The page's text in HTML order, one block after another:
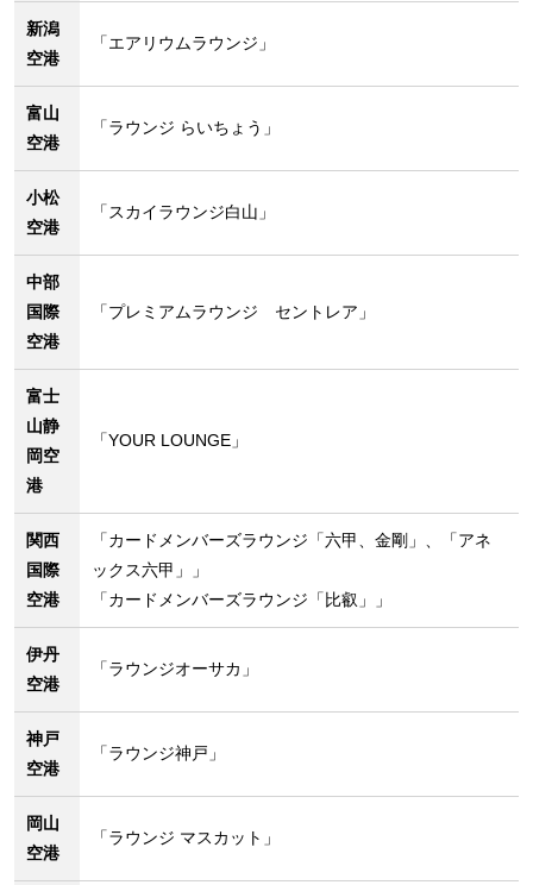
新潟
空港
「エアリウムラウンジ」
富山
空港
「ラウンジ らいちょう」
小松
空港
「スカイラウンジ白山」
中部
国際
空港
「プレミアムラウンジ セントレア」
富士
山静
岡空
港
「YOUR LOUNGE」
関西
国際
空港
「カードメンバーズラウンジ「六甲、金剛」、「アネ
ックス六甲」」
「カードメンバーズラウンジ「比叡」」
伊丹
空港
「ラウンジオーサカ」
神戸
空港
「ラウンジ神戸」
岡山
空港
「ラウンジ マスカット」